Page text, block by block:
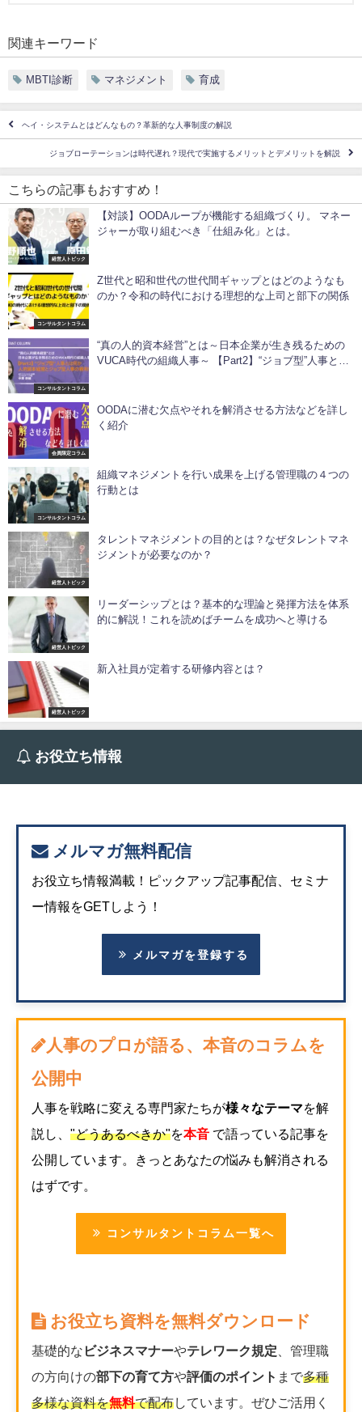
関連キーワード
MBTI診断 マネジメント 育成
ヘイ・システムとはどんなもの？革新的な人事制度の解説
ジョブローテーションは時代遅れ？現代で実施するメリットとデメリットを解説
こちらの記事もおすすめ！
経営人トピック
【対談】OODAループが機能する組織づくり。 マネー
ジャーが取り組むべき「仕組み化」とは。
コンサルタントコラム
Z世代と昭和世代の世代間ギャップとはどのようなも
のか？令和の時代における理想的な上司と部下の関係
コンサルタントコラム
“真の人的資本経営”とは～日本企業が生き残るための
VUCA時代の組織人事～ 【Part2】“ジョブ型”人事とは
会員限定コラム
OODAに潜む欠点やそれを解消させる方法などを詳し
く紹介
コンサルタントコラム
組織マネジメントを行い成果を上げる管理職の４つの
行動とは
経営人トピック
タレントマネジメントの目的とは？なぜタレントマネ
ジメントが必要なのか？
経営人トピック
リーダーシップとは？基本的な理論と発揮方法を体系
的に解説！これを読めばチームを成功へと導ける
経営人トピック
新入社員が定着する研修内容とは？
お役立ち情報
メルマガ無料配信
お役立ち情報満載！ピックアップ記事配信、セミナ
ー情報をGETしよう！
メルマガを登録する
人事のプロが語る、本音のコラムを
公開中
人事を戦略に変える専門家たちが様々なテーマを解
説し、 "どうあるべきか"を本音 で語っている記事を
公開しています。きっとあなたの悩みも解消される
はずです。
コンサルタントコラム一覧へ
お役立ち資料を無料ダウンロード
基礎的な ビジネスマナーやテレワーク規定 、管理職
の方向けの部下の育て方や評価のポイント まで多種
多様な資料を無料で配布しています。ぜひご活用く